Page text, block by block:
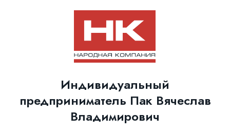
Индивидуальный
предприниматель Пак Вячеслав
Владимирович